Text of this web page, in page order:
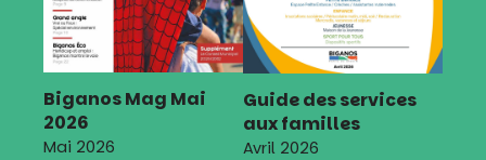
Biganos Mag Mai
2026
Mai 2026
Guide des services
aux familles
Avril 2026